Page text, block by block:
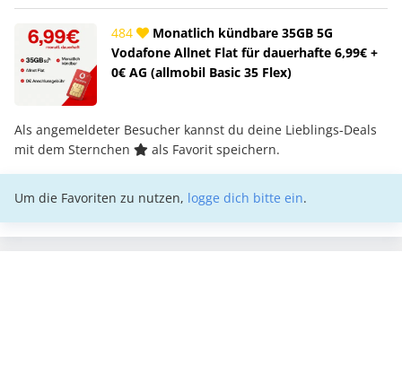
484
Monatlich kündbare 35GB 5G
Vodafone Allnet Flat für dauerhafte 6,99€ +
0€ AG (allmobil Basic 35 Flex)
Als angemeldeter Besucher kannst du deine Lieblings-Deals
mit dem Sternchen
als Favorit speichern.
Um die Favoriten zu nutzen, logge dich bitte ein.